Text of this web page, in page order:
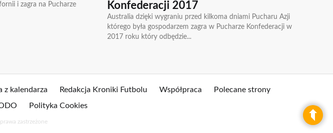
i zagra na Pucharze
Konfederacji 2017
Australia dzięki wygraniu przed kilkoma dniami Pucharu Azji
którego była gospodarzem zagra w Pucharze Konfederacji w
2017 roku który odbędzie...
z kalendarza Redakcja Kroniki Futbolu Współpraca
Polecane strony
Polityka Cookies
zastrzeżone